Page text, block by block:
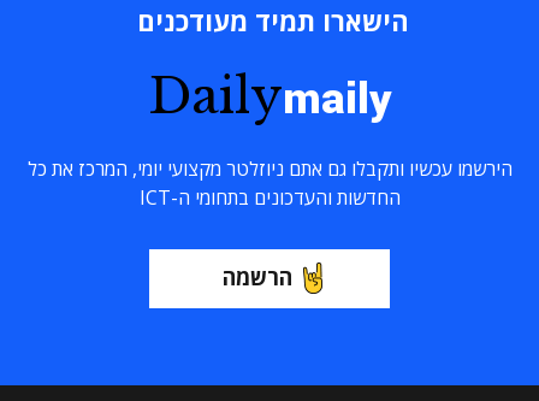
הישארו תמיד מעודכנים
Dailymaily
הירשמו עכשיו ותקבלו גם אתם ניוזלטר מקצועי יומי, המרכז את כל
החדשות והעדכונים בתחומי ה-ICT
הרשמה